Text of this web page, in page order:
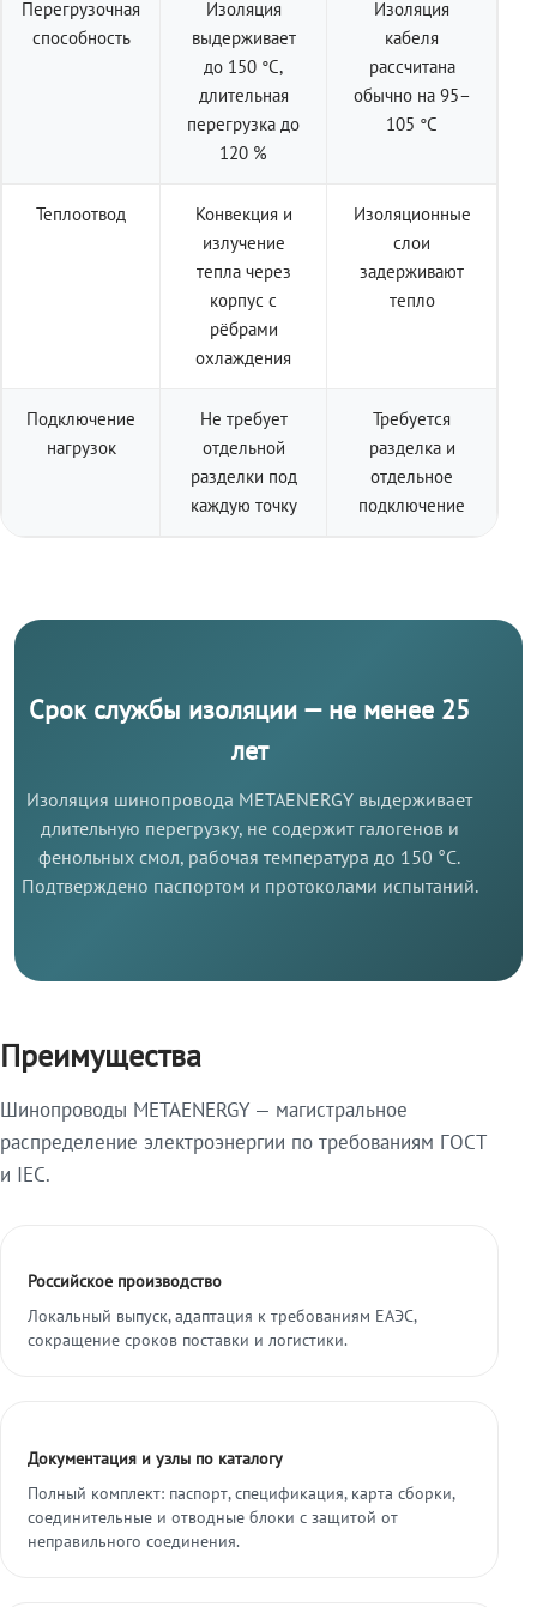
Перегрузочная
способность
Изоляция
выдерживает
до 150 °C,
длительная
перегрузка до
120 %
Изоляция
кабеля
рассчитана
обычно на 95–
105 °C
Теплоотвод
Конвекция и
излучение
тепла через
корпус с
рёбрами
охлаждения
Изоляционные
слои
задерживают
тепло
Подключение
нагрузок
Не требует
отдельной
разделки под
каждую точку
Требуется
разделка и
отдельное
подключение
Срок службы изоляции — не менее 25
лет
Изоляция шинопровода METAENERGY выдерживает
длительную перегрузку, не содержит галогенов и
фенольных смол, рабочая температура до 150 °C.
Подтверждено паспортом и протоколами испытаний.
Преимущества
Шинопроводы METAENERGY — магистральное
распределение электроэнергии по требованиям ГОСТ
и IEC.
Российское производство
Локальный выпуск, адаптация к требованиям ЕАЭС,
сокращение сроков поставки и логистики.
Документация и узлы по каталогу
Полный комплект: паспорт, спецификация, карта сборки,
соединительные и отводные блоки с защитой от
неправильного соединения.